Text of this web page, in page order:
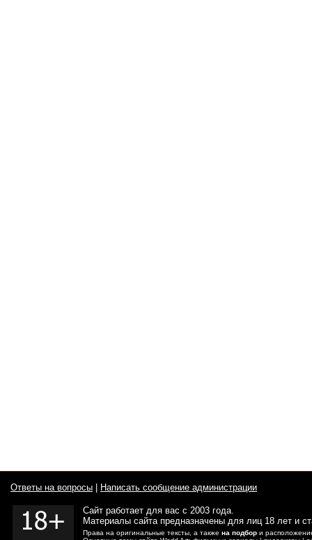
Ответы на вопросы Написать сообщение администрации
Сайт работает для вас с 2003 года.
Материалы сайта предназначены для лиц 18 лет и
Права на оригинальные тексты, а также на подбор и